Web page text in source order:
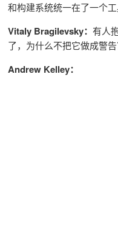
和构建系统统一在了一个工
Vitaly Bragilevsky： 有人
了，为什么不把它做成警告
Andrew Kelley：